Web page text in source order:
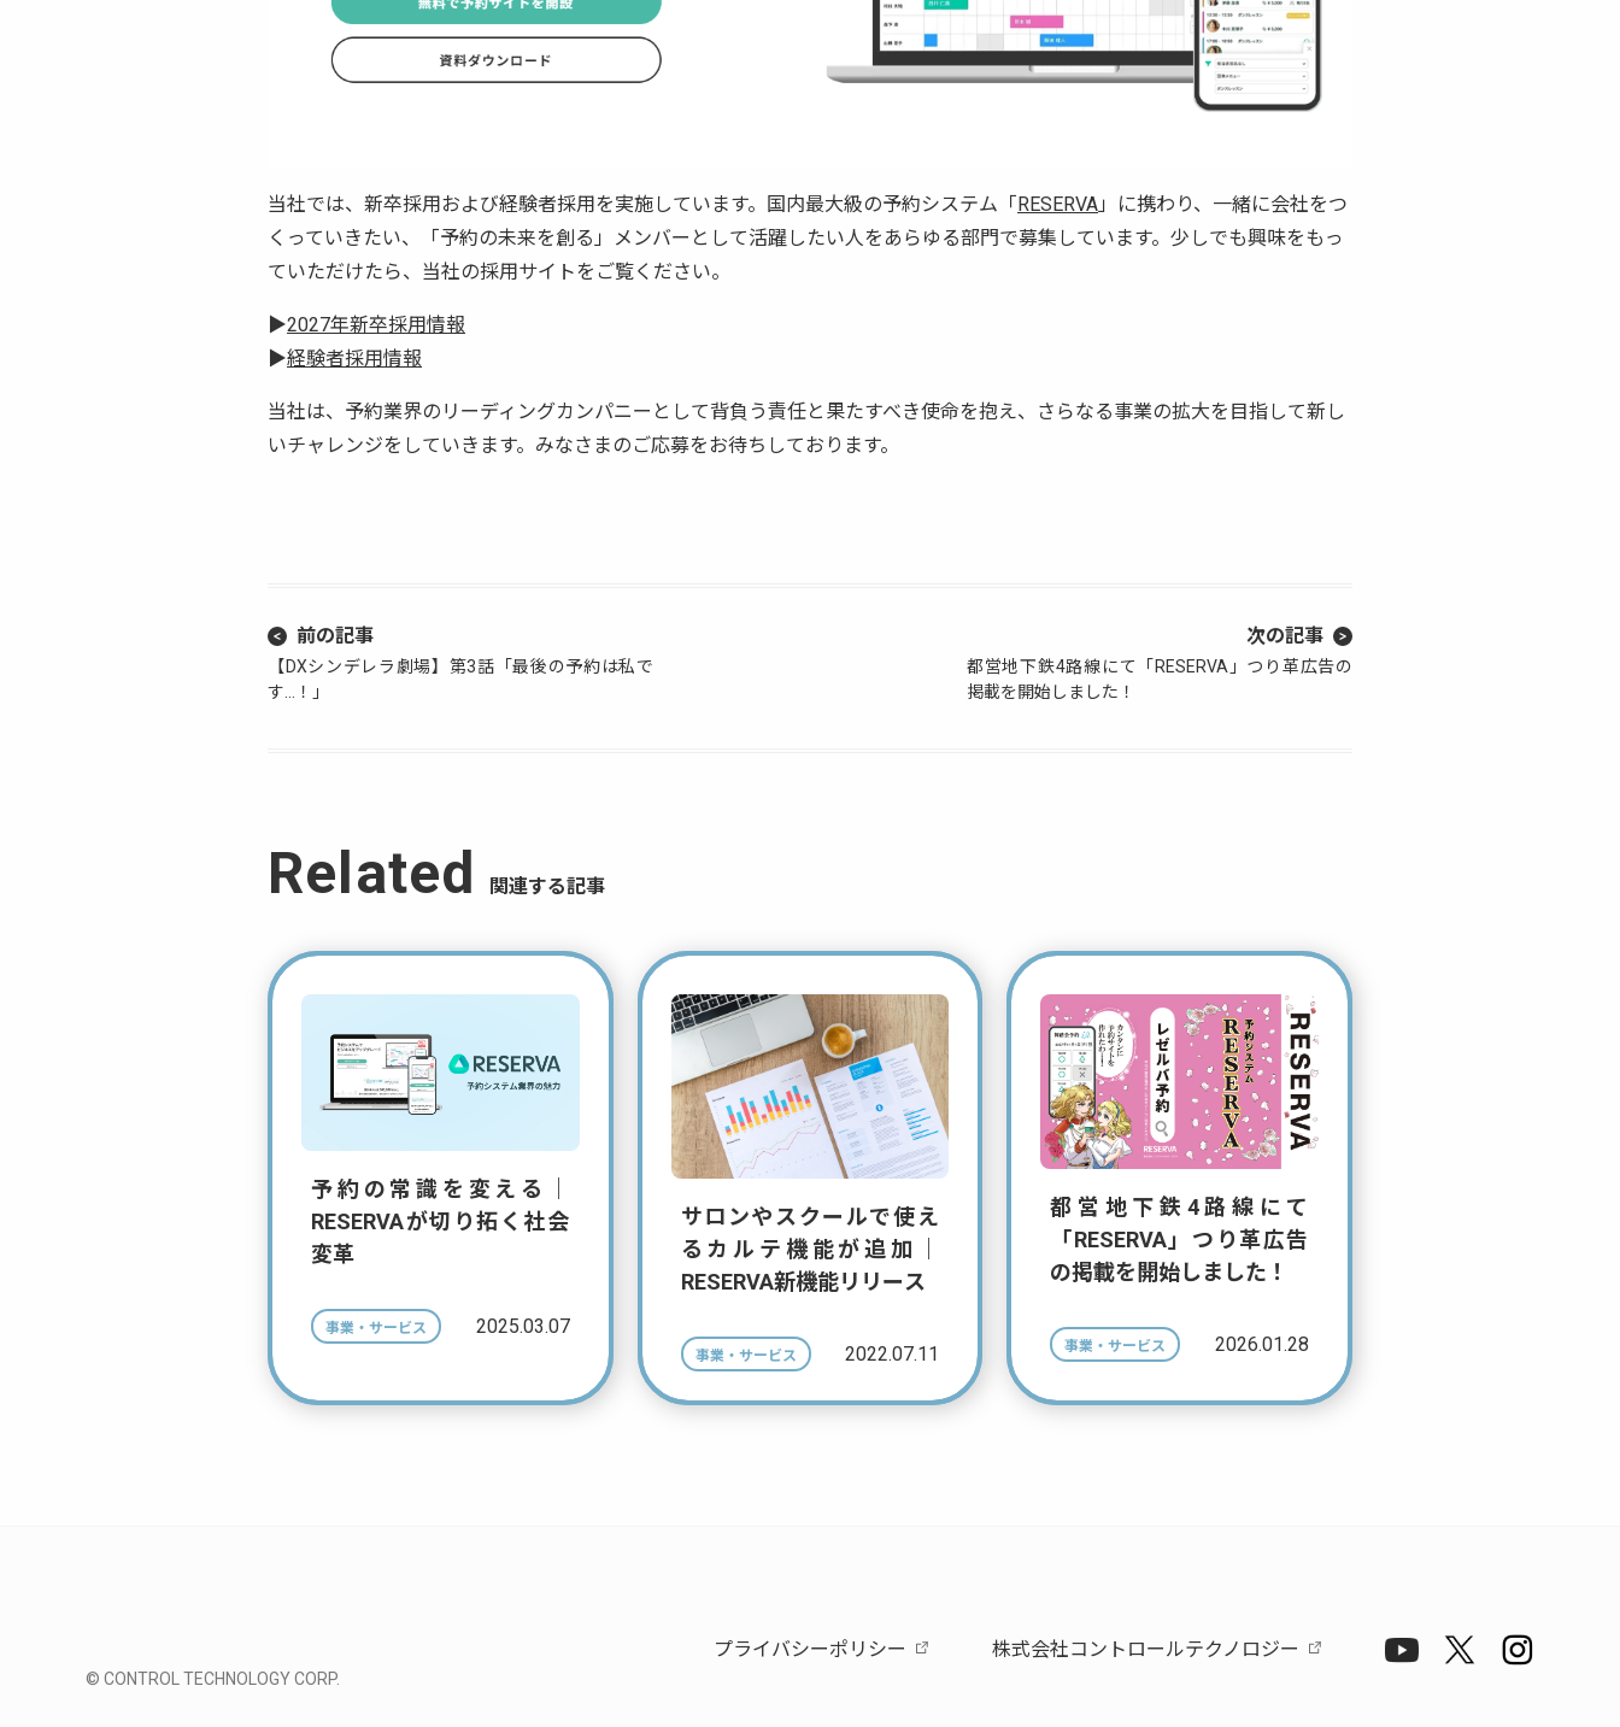
当社では、新卒採用および経験者採用を実施しています。国内最大級の予約システム「 RESERVA 」に携わり、一緒に会社をつ
くっていきたい、「予約の未来を創る」メンバーとして活躍したい人をあらゆる部門で募集しています。少しでも興味をもっ
ていただけたら、当社の採用サイトをご覧ください。
▶2027年新卒採用情報
▶経験者採用情報
当社は、予約業界のリーディングカンパニーとして背負う責任と果たすべき使命を抱え、さらなる事業の拡大を目指して新し
いチャレンジをしていきます。みなさまのご応募をお待ちしております。
前の記事
【DXシンデレラ劇場】第3話「最後の予約は私で
す…！」
次の記事
都営地下鉄4路線にて「RESERVA」つり革広告の
掲載を開始しました！
Related 関連する記事
予約の常識を変える｜
RESERVAが切り拓く社会
変革
事業・サービス 2025.03.07
サロンやスクールで使え
るカルテ機能が追加｜
RESERVA新機能リリース
事業・サービス 2022.07.11
都営地下鉄4路線にて
「RESERVA」つり革広告
の掲載を開始しました！
事業・サービス 2026.01.28
© CONTROL TECHNOLOGY CORP.
プライバシーポリシー 株式会社コントロールテクノロジー